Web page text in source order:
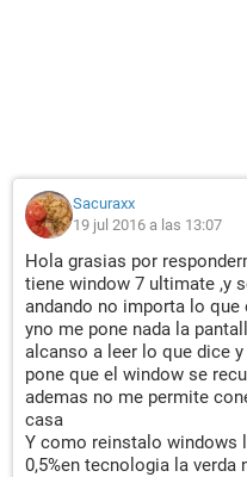
Sacuraxx
19 jul 2016 a las 13:07
Hola grasias por
tiene window 7 ultimate ,y
andando no importa lo
yno me pone nada la
alcanso a leer lo que dice
pone que el window se
ademas no me permite
casa
Y como reinstalo windows
0,5%en tecnologia la verda